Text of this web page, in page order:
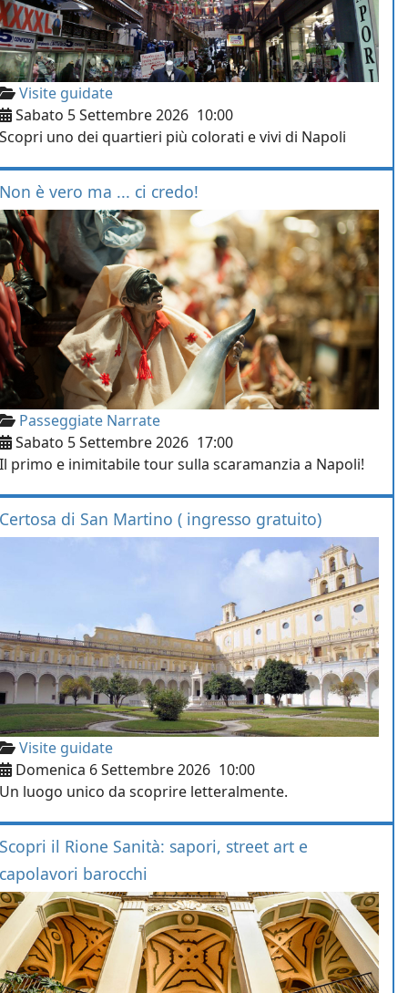
Visite guidate
Sabato 5 Settembre 2026 10:00
Scopri uno dei quartieri più colorati e vivi di Napoli
Non è vero ma ... ci credo!
Passeggiate Narrate
Sabato 5 Settembre 2026 17:00
Il primo e inimitabile tour sulla scaramanzia a Napoli!
Certosa di San Martino ( ingresso gratuito)
Visite guidate
Domenica 6 Settembre 2026 10:00
Un luogo unico da scoprire letteralmente.
Scopri il Rione Sanità: sapori, street art e
capolavori barocchi